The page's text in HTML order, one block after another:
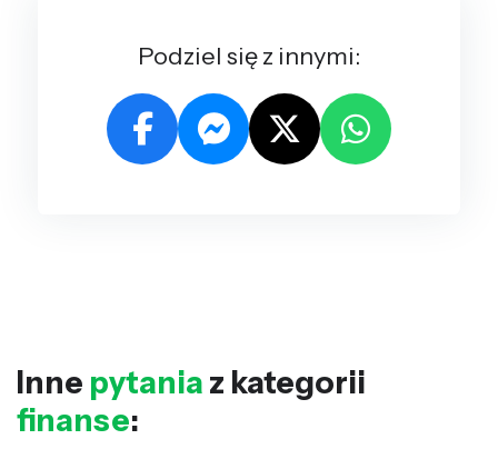
Podziel się z innymi:
Inne pytania z kategorii
finanse: